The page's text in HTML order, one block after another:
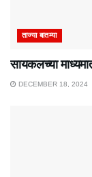
ताज्या बातम्या
सायकलच्या
DECEMBER 18, 2024